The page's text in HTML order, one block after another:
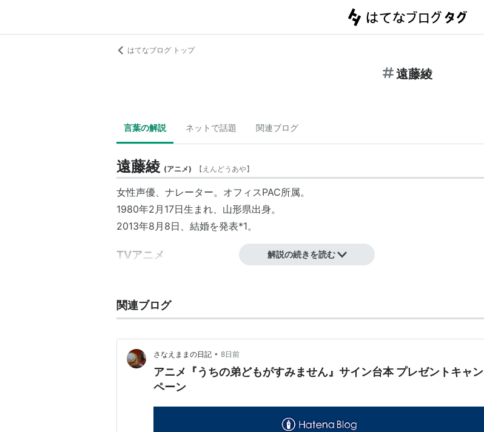
はてなブログ トップ
遠藤綾
言葉の解説 ネットで話題 関連ブログ
遠藤綾 (アニメ) 【 えんどうあや】
女性声優、ナレーター。オフィスPAC所属。
1980年2月17日生まれ、山形県出身。
2013年8月8日、結婚を発表*1。
TVアニメ
おくさまは女子高生（堀口かすみ）
いぬかみっ！（いまり）
金色のコルダ〜primo passo〜（高階礼乃）
ゼーガペイン（ソゴル・ミサキ）
ふしぎ星の☆ふたご姫Gyu!（トロワ）
キスダム -ENGAGE planet-（流姫那乃亜、ナレーション）
機動戦士ガンダム00（絹江・クロスロード）
解説の続きを読む
関連ブログ
さなえままの日記 • 8日前
アニメ『うちの弟どもがすみません』サイン台本 プレゼントキャン
ペーン